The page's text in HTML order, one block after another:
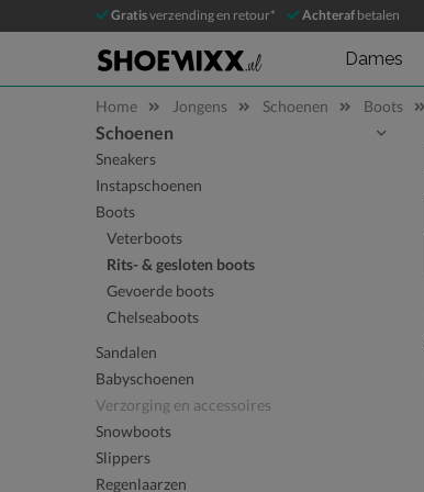
Gratisverzending en retour* Achteraf betalen
Dames
Home Jongens Schoenen Boots
Sla categorieën over
Schoenen
Sneakers
Instapschoenen
Boots
Veterboots
Rits- & gesloten boots
Gevoerde boots
Chelseaboots
Sandalen
Babyschoenen
Verzorging en accessoires
Snowboots
Slippers
Regenlaarzen